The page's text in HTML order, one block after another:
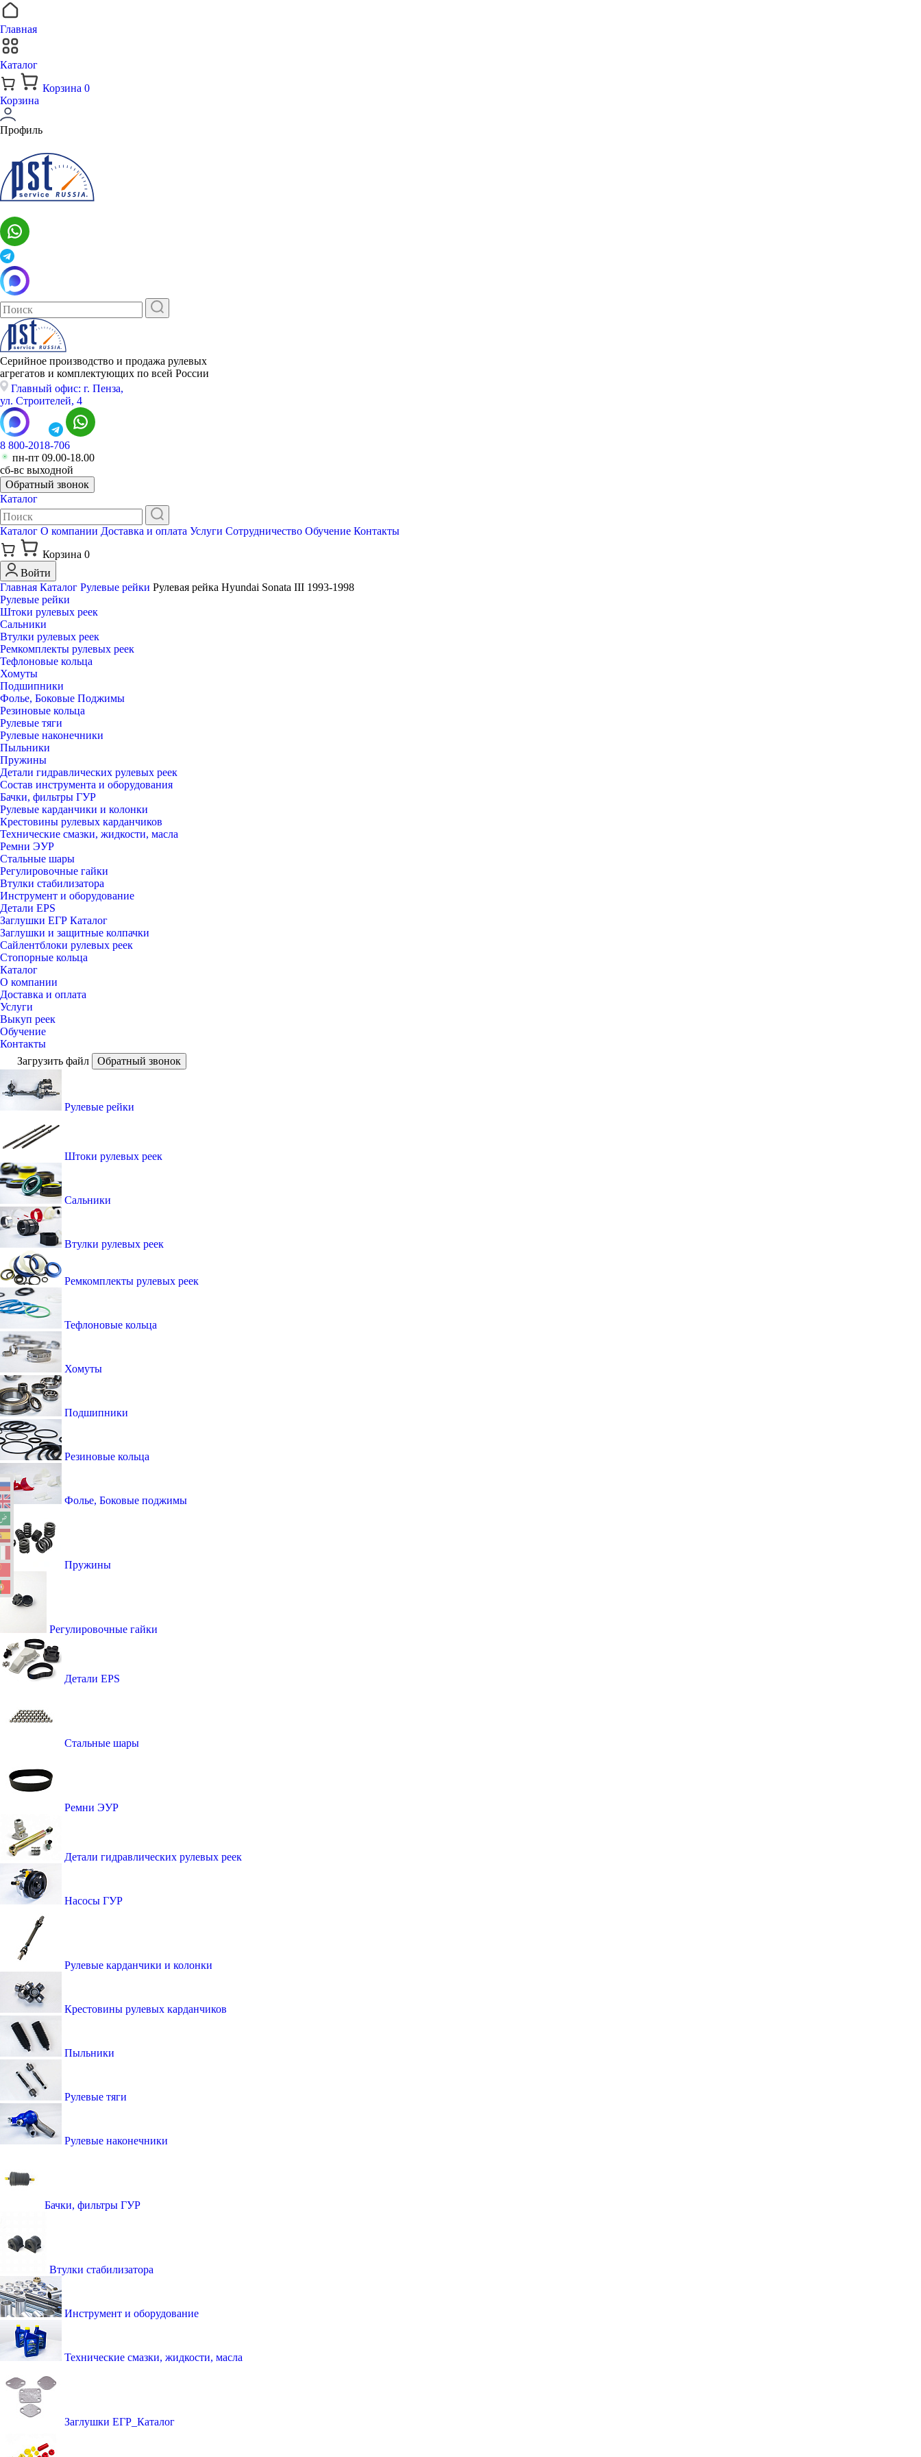
Главная
Каталог
Корзина 0
Корзина
Профиль
Серийное производство и продажа рулевых
агрегатов и комплектующих по всей России
Главный офис: г. Пенза,
ул. Строителей, 4
8 800-2018-706
пн-пт 09.00-18.00
сб-вс выходной
Обратный звонок
Каталог
Каталог О компании Доставка и оплата Услуги Сотрудничество Обучение Контакты
Корзина 0
Войти
Главная Каталог Рулевые рейки Рулевая рейка Hyundai Sonata III 1993-1998
Рулевые рейки
Штоки рулевых реек
Сальники
Втулки рулевых реек
Ремкомплекты рулевых реек
Тефлоновые кольца
Хомуты
Подшипники
Фолье, Боковые Поджимы
Резиновые кольца
Рулевые тяги
Рулевые наконечники
Пыльники
Пружины
Детали гидравлических рулевых реек
Состав инструмента и оборудования
Бачки, фильтры ГУР
Рулевые карданчики и колонки
Крестовины рулевых карданчиков
Технические смазки, жидкости, масла
Ремни ЭУР
Стальные шары
Регулировочные гайки
Втулки стабилизатора
Инструмент и оборудование
Детали EPS
Заглушки ЕГР Каталог
Заглушки и защитные колпачки
Сайлентблоки рулевых реек
Стопорные кольца
Каталог
О компании
Доставка и оплата
Услуги
Выкуп реек
Обучение
Контакты
Загрузить файл
Обратный звонок
Рулевые рейки
Штоки рулевых реек
Сальники
Втулки рулевых реек
Ремкомплекты рулевых реек
Тефлоновые кольца
Хомуты
Подшипники
Резиновые кольца
Фолье, Боковые поджимы
Пружины
Регулировочные гайки
Детали EPS
Стальные шары
Ремни ЭУР
Детали гидравлических рулевых реек
Насосы ГУР
Рулевые карданчики и колонки
Крестовины рулевых карданчиков
Пыльники
Рулевые тяги
Рулевые наконечники
Бачки, фильтры ГУР
Втулки стабилизатора
Инструмент и оборудование
Технические смазки, жидкости, масла
Заглушки ЕГР_Каталог